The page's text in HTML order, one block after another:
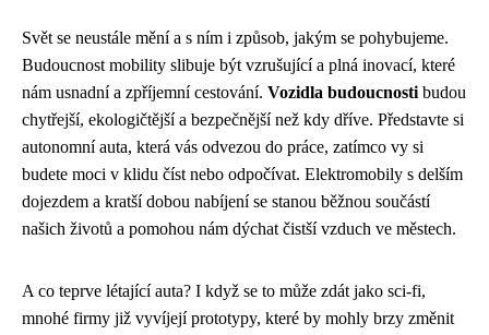
Svět se neustále mění a s ním i způsob, jakým se pohybujeme.
Budoucnost mobility slibuje být vzrušující a plná inovací, které
nám usnadní a zpříjemní cestování. Vozidla budoucnosti budou
chytřejší, ekologičtější a bezpečnější než kdy dříve. Představte si
autonomní auta, která vás odvezou do práce, zatímco vy si
budete moci v klidu číst nebo odpočívat. Elektromobily s delším
dojezdem a kratší dobou nabíjení se stanou běžnou součástí
našich životů a pomohou nám dýchat čistší vzduch ve městech.
A co teprve létající auta? I když se to může zdát jako sci-fi,
mnohé firmy již vyvíjejí prototypy, které by mohly brzy změnit